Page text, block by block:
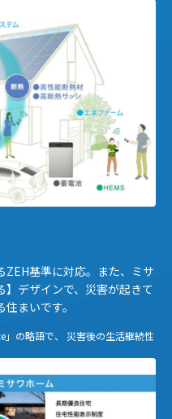
ZEH基準に対応。また、ミサ
デザインで、災害が起きて
まいです。
の略語で、 災害後の生活継続性